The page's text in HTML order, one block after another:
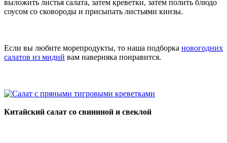
выложить листья салата, затем креветки, затем полить блюдо
соусом со сковороды и присыпать листьями кинзы.
Если вы любите морепродукты, то наша подборка новогодних
салатов из мидий вам наверняка понравится.
Китайский салат со свининой и свеклой